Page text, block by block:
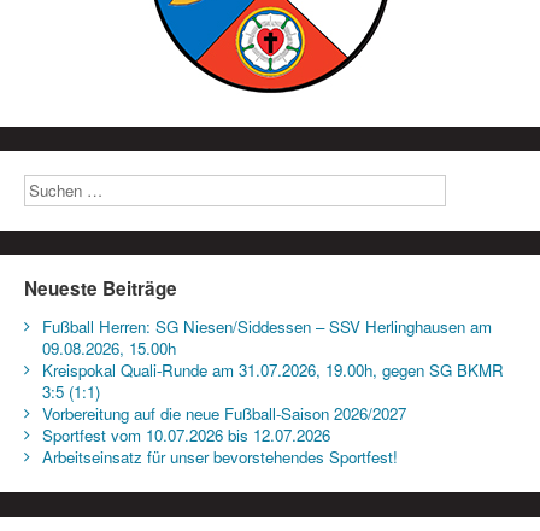
Neueste Beiträge
Fußball Herren: SG Niesen/Siddessen – SSV Herlinghausen am
09.08.2026, 15.00h
Kreispokal Quali-Runde am 31.07.2026, 19.00h, gegen SG BKMR
3:5 (1:1)
Vorbereitung auf die neue Fußball-Saison 2026/2027
Sportfest vom 10.07.2026 bis 12.07.2026
Arbeitseinsatz für unser bevorstehendes Sportfest!